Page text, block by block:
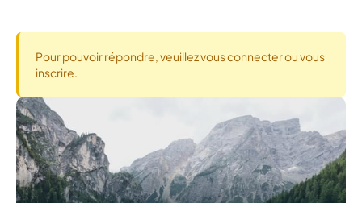
Pour pouvoir répondre, veuillez vous connecter ou vous
inscrire.